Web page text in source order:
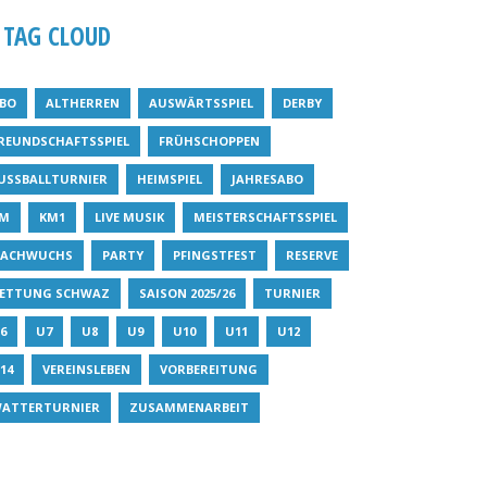
TAG CLOUD
ALTHERREN AUSWÄRTSSPIEL DERBY
FRÜHSCHOPPEN
HEIMSPIEL JAHRESABO
KM1 LIVE MUSIK MEISTERSCHAFTSSPIEL
PARTY PFINGSTFEST RESERVE
SCHWAZ SAISON 2025/26 TURNIER
U7 U8 U9 U10 U11 U12
VEREINSLEBEN VORBEREITUNG
ZUSAMMENARBEIT